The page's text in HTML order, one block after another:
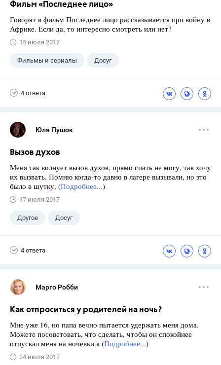
Фильм «Последнее лицо»
Говорят в фильм Последнее лицо рассказывается про войну в
Африке. Если да, то интересно смотреть или нет?
15 июля 2017
Фильмы и сериалы Досуг
4 ответа
Юля Пушок
Вызов духов
Меня так волнует вызов духов, прямо спать не могу, так хочу
их вызвать. Помню когда-то давно в лагере вызывали, но это
было в шутку, (Подробнее...)
17 июля 2017
Другое Досуг
4 ответа
Марго Робби
Как отпроситься у родителей на ночь?
Мне уже 16, но папа вечно пытается удержать меня дома.
Можете посоветовать, что сделать, чтобы он спокойнее
отпускал меня на ночевки к (Подробнее...)
24 июля 2017